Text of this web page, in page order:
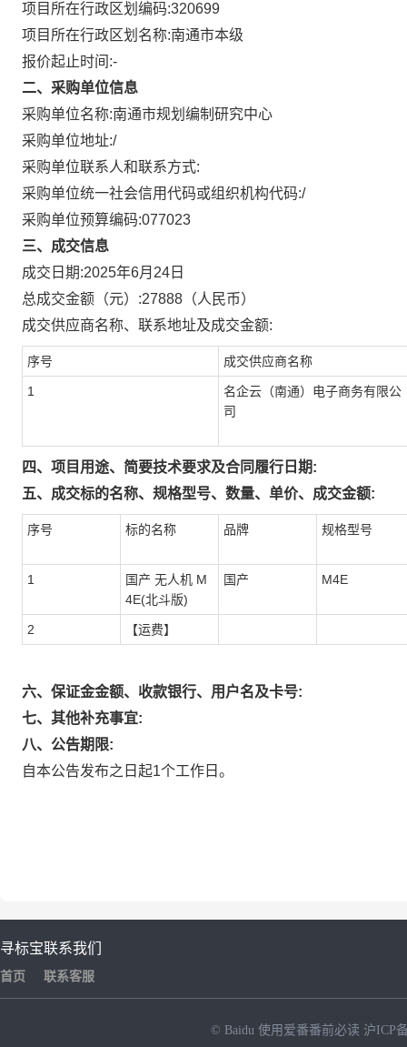
项目所在行政区划编码:320699
项目所在行政区划名称:南通市本级
报价起止时间:-
二、采购单位信息
采购单位名称:南通市规划编制研究中心
采购单位地址:/
采购单位联系人和联系方式:
采购单位统一社会信用代码或组织机构代码:/
采购单位预算编码:077023
三、成交信息
成交日期:2025年6月24日
总成交金额（元）:27888 （人民币）
成交供应商名称、联系地址及成交金额:
序号 成交供应商名称
1
名企云（南通）电子商务有限公
司
四、项目用途、简要技术要求及合同履行日期:
五、成交标的名称、规格型号、数量、单价、成交金额:
序号 标的名称 品牌 规格型号
1
国产 无人机 M
4E(北斗版)
国产 M4E
2 【运费】
六、保证金金额、收款银行、用户名及卡号:
七、其他补充事宜:
八、公告期限:
自本公告发布之日起1个工作日。
寻标宝
首页
联系我们
联系客服
© Baidu 使用爱番番前必读 沪ICP